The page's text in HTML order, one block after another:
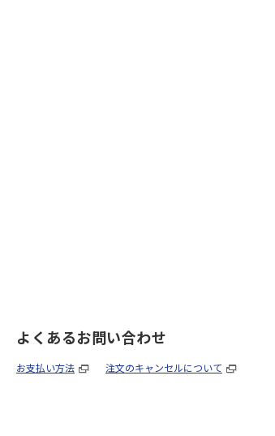
よくあるお問い合わせ
お支払い方法 注文のキャンセルについて